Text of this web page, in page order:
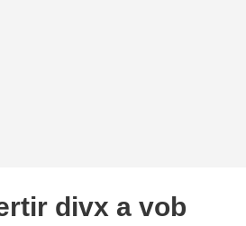
divx a vob